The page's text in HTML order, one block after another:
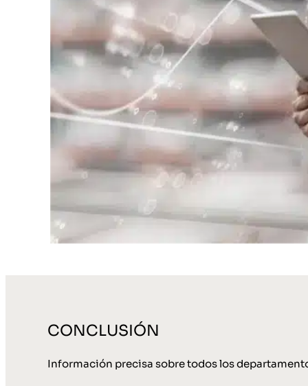
CONCLUSIÓN
Información precisa sobre todos los